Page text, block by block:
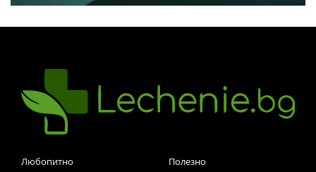
Любопитно
Полезно